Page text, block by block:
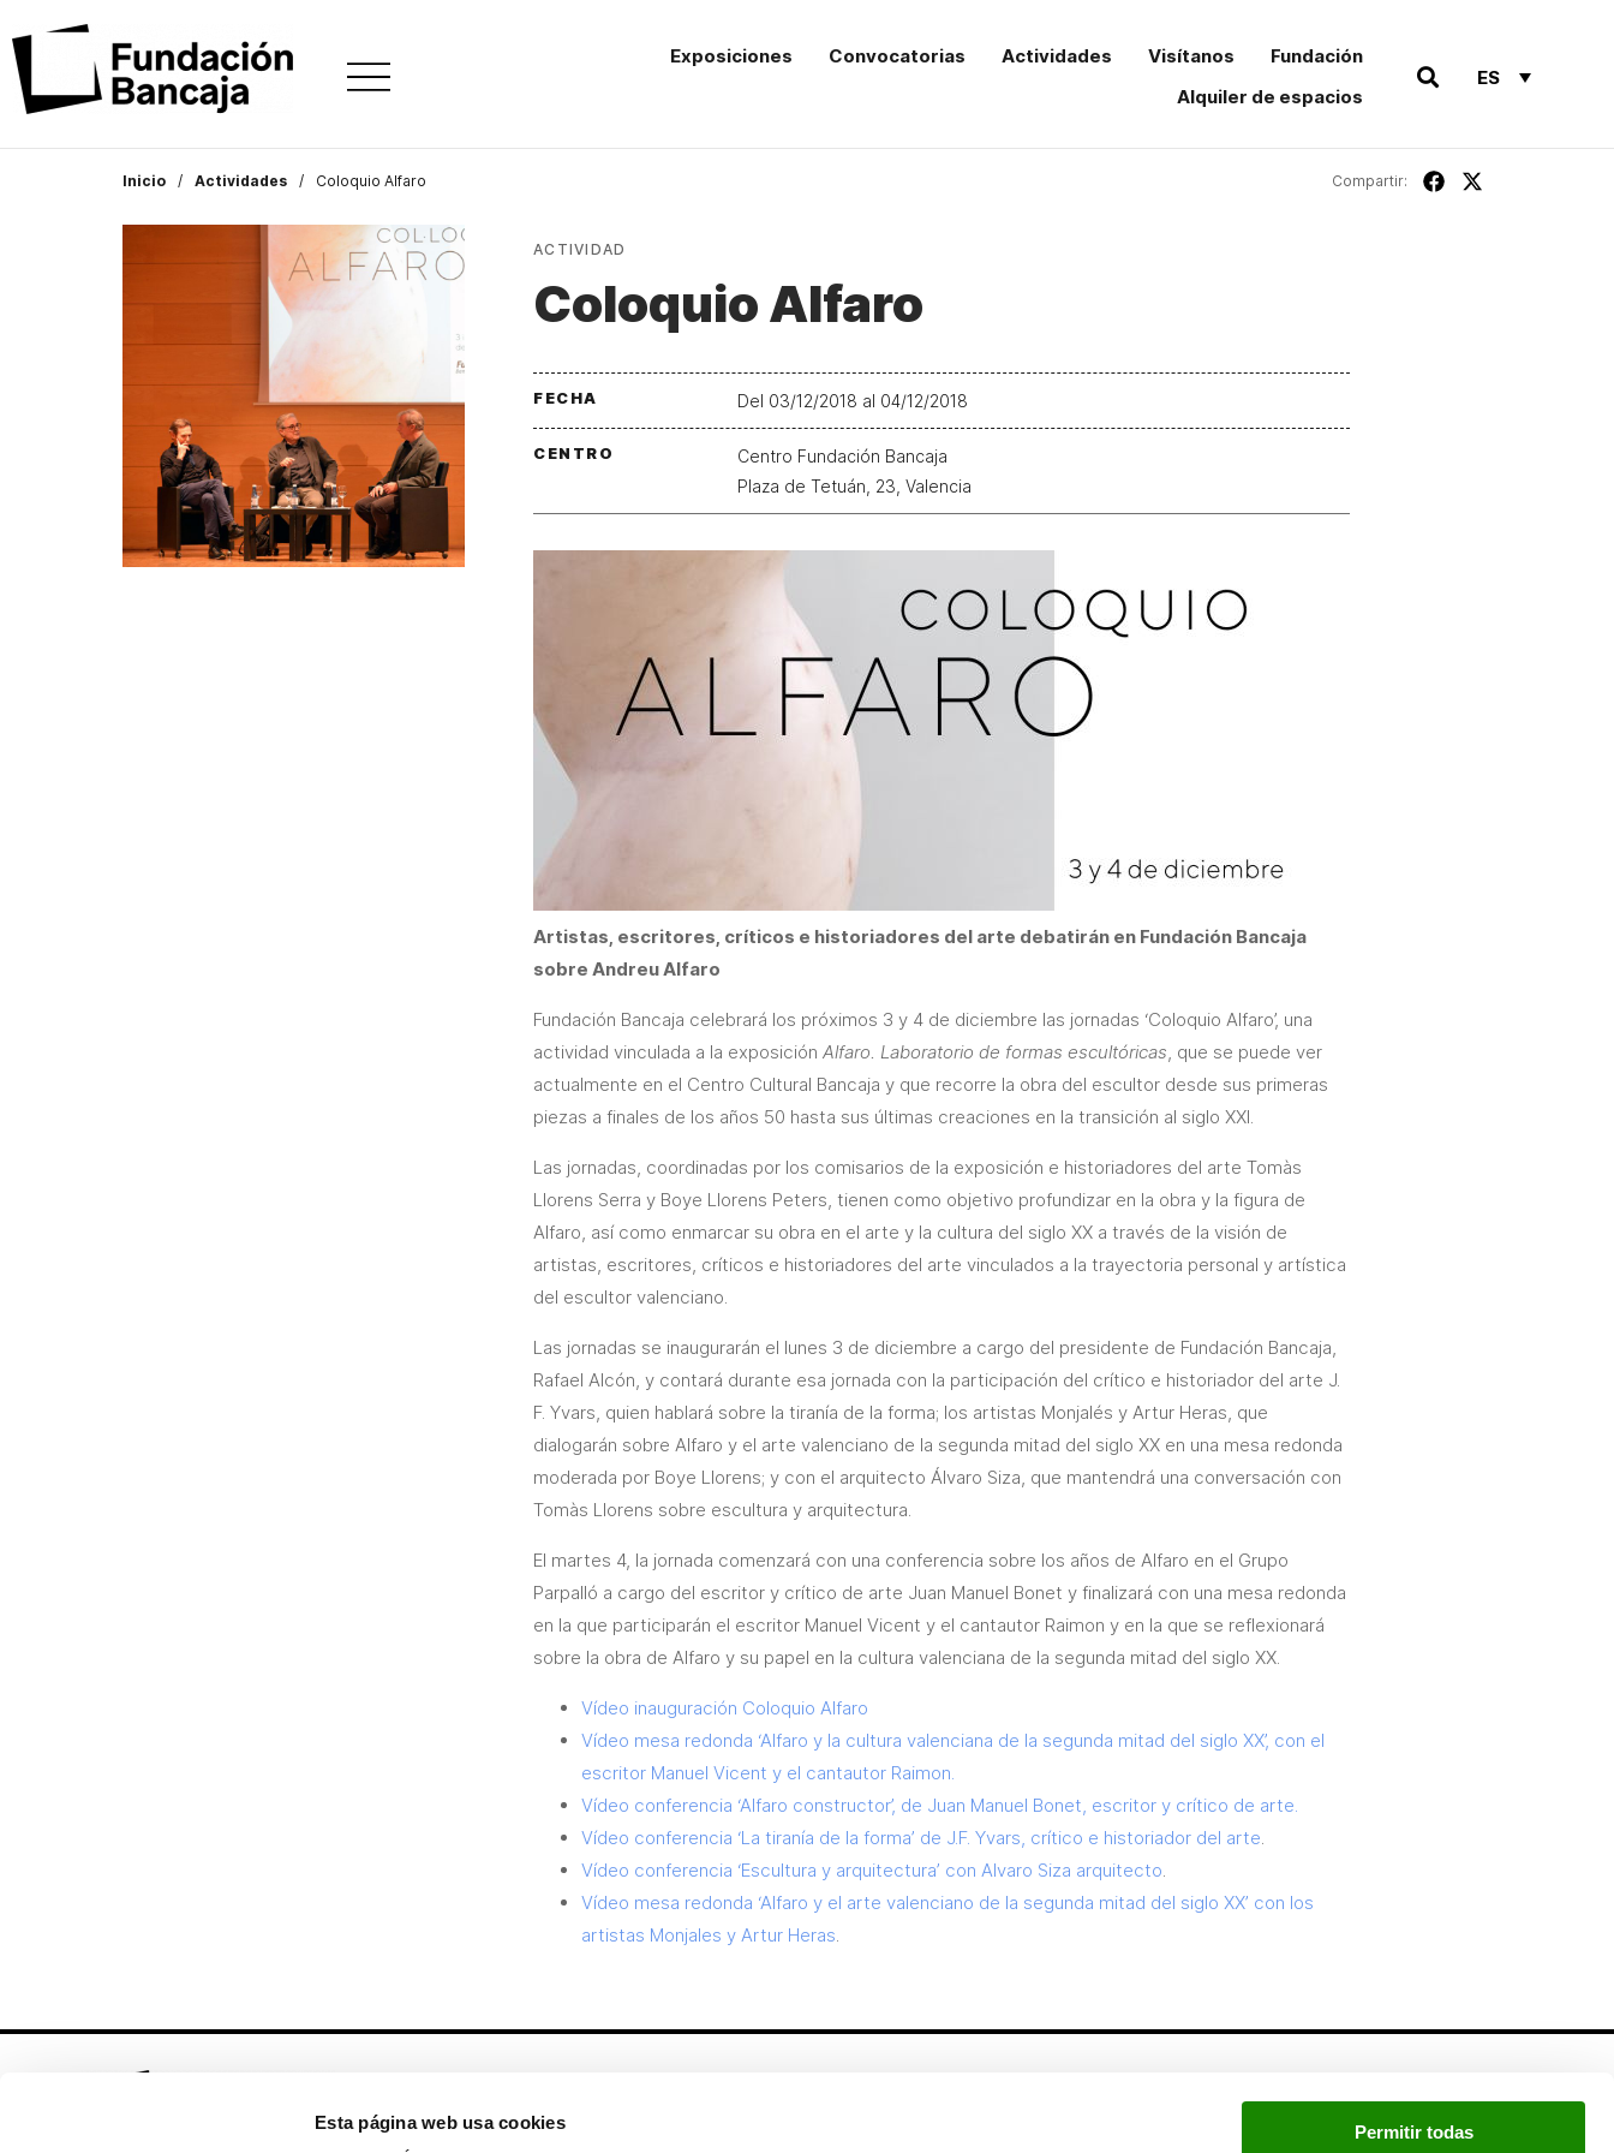
Esta página web usa cookies
Permitir todas
Exposiciones Convocatorias Actividades Visítanos
Fundación
Alquiler de espacios
ES
Inicio Actividades Coloquio Alfaro Compartir:
ACTIVIDAD
Coloquio Alfaro
FECHA Del 03/12/2018 al 04/12/2018
CENTRO
Centro Fundación Bancaja
Plaza de Tetuán, 23, Valencia
Artistas, escritores, críticos e historiadores del arte debatirán en Fundación Bancaja
sobre Andreu Alfaro
Fundación Bancaja celebrará los próximos 3 y 4 de diciembre las jornadas ‘Coloquio Alfaro’, una
actividad vinculada a la exposición Alfaro. Laboratorio de formas escultóricas, que se puede ver
actualmente en el Centro Cultural Bancaja y que recorre la obra del escultor desde sus primeras
piezas a finales de los años 50 hasta sus últimas creaciones en la transición al siglo XXI.
Las jornadas, coordinadas por los comisarios de la exposición e historiadores del arte Tomàs
Llorens Serra y Boye Llorens Peters, tienen como objetivo profundizar en la obra y la figura de
Alfaro, así como enmarcar su obra en el arte y la cultura del siglo XX a través de la visión de
artistas, escritores, críticos e historiadores del arte vinculados a la trayectoria personal y artística
del escultor valenciano.
Las jornadas se inaugurarán el lunes 3 de diciembre a cargo del presidente de Fundación Bancaja,
Rafael Alcón, y contará durante esa jornada con la participación del crítico e historiador del arte J.
F. Yvars, quien hablará sobre la tiranía de la forma; los artistas Monjalés y Artur Heras, que
dialogarán sobre Alfaro y el arte valenciano de la segunda mitad del siglo XX en una mesa redonda
moderada por Boye Llorens; y con el arquitecto Álvaro Siza, que mantendrá una conversación con
Tomàs Llorens sobre escultura y arquitectura.
El martes 4, la jornada comenzará con una conferencia sobre los años de Alfaro en el Grupo
Parpalló a cargo del escritor y crítico de arte Juan Manuel Bonet y finalizará con una mesa redonda
en la que participarán el escritor Manuel Vicent y el cantautor Raimon y en la que se reflexionará
sobre la obra de Alfaro y su papel en la cultura valenciana de la segunda mitad del siglo XX.
Vídeo inauguración Coloquio Alfaro
Vídeo mesa redonda ‘Alfaro y la cultura valenciana de la segunda mitad del siglo XX’, con el
escritor Manuel Vicent y el cantautor Raimon.
Vídeo conferencia ‘Alfaro constructor’, de Juan Manuel Bonet, escritor y crítico de arte.
Vídeo conferencia ‘La tiranía de la forma’ de J.F. Yvars, crítico e historiador del arte.
Vídeo conferencia ‘Escultura y arquitectura’ con Alvaro Siza arquitecto.
Vídeo mesa redonda ‘Alfaro y el arte valenciano de la segunda mitad del siglo XX’ con los
artistas Monjales y Artur Heras.
Si quieres estar a la última, inscríbete a nuestra